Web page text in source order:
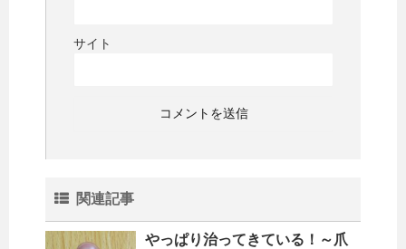
サイト
関連記事
やっぱり治ってきている！～爪